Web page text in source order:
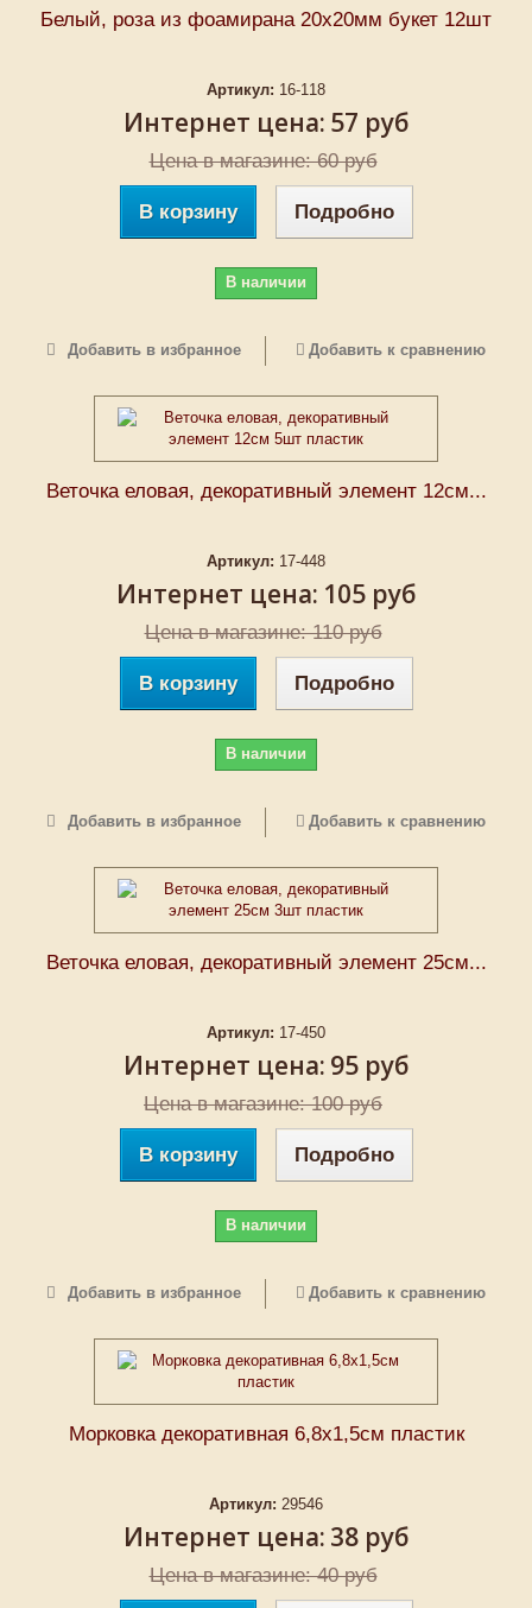
Белый, роза из фоамирана 20х20мм букет 12шт
Артикул: 16-118
Интернет цена: 57 руб
Цена в магазине: 60 руб
В корзину Подробно
В наличии
Добавить в избранное Добавить к сравнению
Веточка еловая, декоративный элемент 12см...
Артикул: 17-448
Интернет цена: 105 руб
Цена в магазине: 110 руб
В корзину Подробно
В наличии
Добавить в избранное Добавить к сравнению
Веточка еловая, декоративный элемент 25см...
Артикул: 17-450
Интернет цена: 95 руб
Цена в магазине: 100 руб
В корзину Подробно
В наличии
Добавить в избранное Добавить к сравнению
Морковка декоративная 6,8х1,5см пластик
Артикул: 29546
Интернет цена: 38 руб
Цена в магазине: 40 руб